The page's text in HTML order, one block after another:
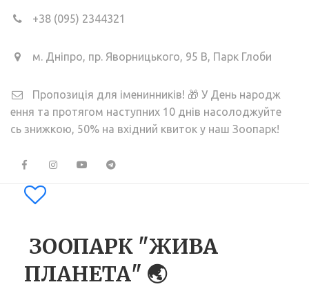
+38 (095) 2344321
м. Дніпро, пр. Яворницького, 95 В, Парк Глоби
Пропозиція для іменинників! 🎁 У День народж
ення та протягом наступних 10 днів насолоджуйте
сь знижкою, 50% на вхідний квиток у наш Зоопарк!
ЗООПАРК "ЖИВА
ПЛАНЕТА" 🌏